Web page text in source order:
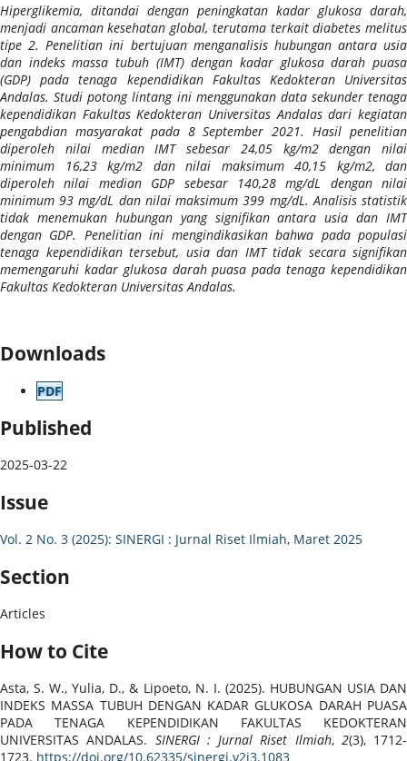
Hiperglikemia, ditandai dengan peningkatan kadar glukosa darah,
menjadi ancaman kesehatan global, terutama terkait diabetes melitus
tipe 2. Penelitian ini bertujuan menganalisis hubungan antara usia
dan indeks massa tubuh (IMT) dengan kadar glukosa darah puasa
(GDP) pada tenaga kependidikan Fakultas Kedokteran Universitas
Andalas. Studi potong lintang ini menggunakan data sekunder tenaga
kependidikan Fakultas Kedokteran Universitas Andalas dari kegiatan
pengabdian masyarakat pada 8 September 2021. Hasil penelitian
diperoleh nilai median IMT sebesar 24,05 kg/m2 dengan nilai
minimum 16,23 kg/m2 dan nilai maksimum 40,15 kg/m2, dan
diperoleh nilai median GDP sebesar 140,28 mg/dL dengan nilai
minimum 93 mg/dL dan nilai maksimum 399 mg/dL. Analisis statistik
tidak menemukan hubungan yang signifikan antara usia dan IMT
dengan GDP. Penelitian ini mengindikasikan bahwa pada populasi
tenaga kependidikan tersebut, usia dan IMT tidak secara signifikan
memengaruhi kadar glukosa darah puasa pada tenaga kependidikan
Fakultas Kedokteran Universitas Andalas.
Downloads
PDF
Published
2025-03-22
Issue
Vol. 2 No. 3 (2025): SINERGI : Jurnal Riset Ilmiah, Maret 2025
Section
Articles
How to Cite
Asta, S. W., Yulia, D., & Lipoeto, N. I. (2025). HUBUNGAN USIA DAN
INDEKS MASSA TUBUH DENGAN KADAR GLUKOSA DARAH PUASA
PADA TENAGA KEPENDIDIKAN FAKULTAS KEDOKTERAN
UNIVERSITAS ANDALAS. SINERGI : Jurnal Riset Ilmiah, 2(3), 1712-
1723. https://doi.org/10.62335/sinergi.v2i3.1083